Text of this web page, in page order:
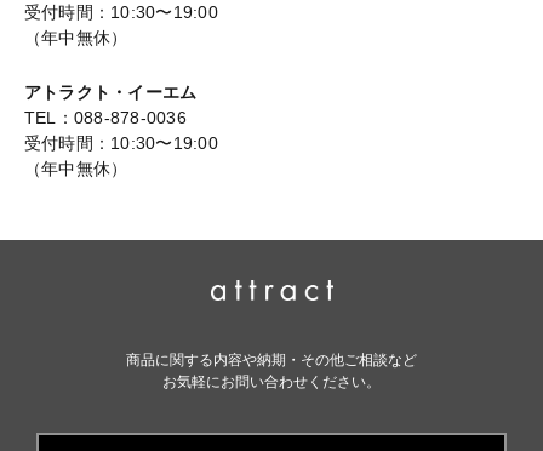
受付時間：10:30〜19:00
（年中無休）
アトラクト・イーエム
TEL：088-878-0036
受付時間：10:30〜19:00
（年中無休）
商品に関する内容や納期・その他ご相談など
お気軽にお問い合わせください。